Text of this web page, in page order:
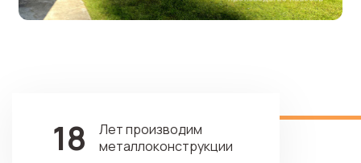
18
Лет производим
металлоконструкции